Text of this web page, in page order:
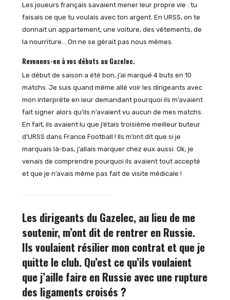
Les joueurs français savaient mener leur propre vie : tu
faisais ce que tu voulais avec ton argent. En URSS, on te
donnait un appartement, une voiture, des vêtements, de
la nourriture… On ne se gérait pas nous mêmes.
Revenons-en à vos débuts au Gazelec.
Le début de saison a été bon, j’ai marqué 4 buts en 10
matchs. Je suis quand même allé voir les dirigeants avec
mon interprête en leur demandant pourquoi ils m’avaient
fait signer alors qu’ils n’avaient vu aucun de mes matchs.
En fait, ils avaient lu que j’étais troisième meilleur buteur
d’URSS dans France Football ! Ils m’ont dit que si je
marquais là-bas, j’allais marquer chez eux aussi. Ok, je
venais de comprendre pourquoi ils avaient tout accepté
et que je n’avais même pas fait de visite médicale !
Les dirigeants du Gazelec, au lieu de me
soutenir, m’ont dit de rentrer en Russie.
Ils voulaient résilier mon contrat et que je
quitte le club. Qu’est ce qu’ils voulaient
que j’aille faire en Russie avec une rupture
des ligaments croisés ?